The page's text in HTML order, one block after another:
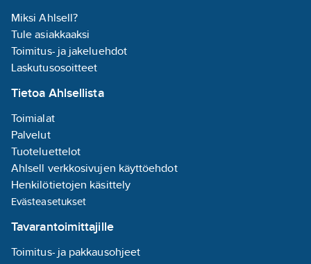
Miksi Ahlsell?
Tule asiakkaaksi
Toimitus- ja jakeluehdot
Laskutusosoitteet
Tietoa Ahlsellista
Toimialat
Palvelut
Tuoteluettelot
Ahlsell verkkosivujen käyttöehdot
Henkilötietojen käsittely
Evästeasetukset
Tavarantoimittajille
Toimitus- ja pakkausohjeet